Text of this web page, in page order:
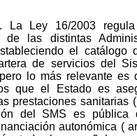
La Ley 16/2003
de las distintas
el catálogo
de servicios del
lo más relevante es
que el Estado es
prestaciones sanitarias
del SMS es pública
autonómica (